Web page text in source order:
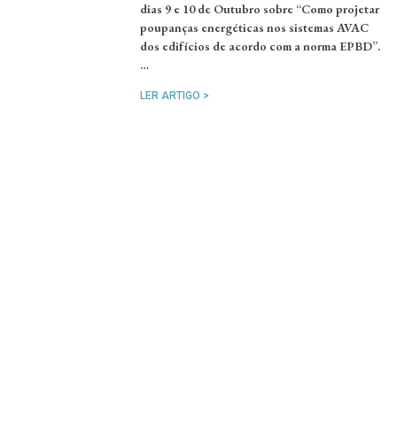
dias 9 e 10 de Outubro sobre “Como projetar
poupanças energéticas nos sistemas AVAC
dos edifícios de acordo com a norma EPBD”.
…
LER ARTIGO >